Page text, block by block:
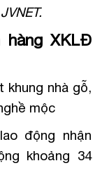
XKLĐ
nhà gỗ,
mộc
động nhận
khoảng 34